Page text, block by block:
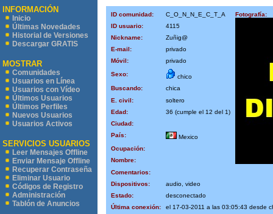
INFORMACIÓN
Inicio
Últimas Novedades
Historial de Versiones
Descargar GRATIS
MOSTRAR
Comunidades
Usuarios en Línea
Usuarios con Vídeo
Últimos Usuarios
Últimos Perfiles
Nuevos Usuarios
Usuarios Activos
SERVICIOS USUARIOS
Leer Mensajes Offline
Enviar Mensaje Offline
Recuperar Contraseña
Eliminar Usuario
Códigos de Registro
Administración
Tablón de Anuncios
ID comunidad: C_O_N_N_E_C_T_A
Fotografía:
ID usuario:
4115
Nickname:
Zuñig@
E-mail:
privado
Móvil:
privado
Sexo:
chico
Buscando:
chica
E. civil:
soltero
Edad:
36 (cumple el 12 del 1)
Ciudad:
País:
Mexico
Ocupación:
Nombre:
Comentarios:
Dispositivos:
audio, video
Estado:
desconectado
Última conexión:
el 17-03-2011 a las 03:05:43 desde